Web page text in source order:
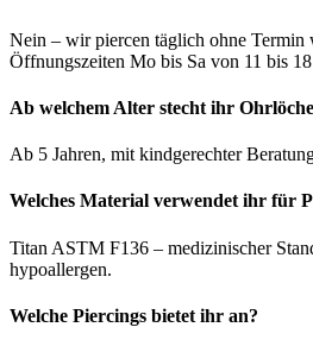
Nein – wir piercen täglich ohne Termin
Öffnungszeiten Mo bis Sa von 11 bis
Ab welchem Alter stecht ihr
Ab 5 Jahren, mit kindgerechter
Welches Material verwendet ihr für
Titan ASTM F136 – medizinischer
hypoallergen.
Welche Piercings bietet ihr an?